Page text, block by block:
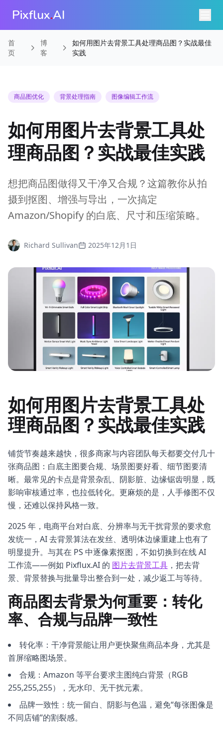
Pixflux.AI
首
页
博
客
如何用图片去背景工具处理商品图？实战最佳
实践
商品图优化 背景处理指南 图像编辑工作流
如何用图片去背景工具处
理商品图？实战最佳实践
想把商品图做得又干净又合规？这篇教你从拍
摄到抠图、增强与导出，一次搞定
Amazon/Shopify 的白底、尺寸和压缩策略。
Richard Sullivan 2025年12月1日
如何用图片去背景工具处
理商品图？实战最佳实践
铺货节奏越来越快，很多商家与内容团队每天都要交付几十
张商品图：白底主图要合规、场景图要好看、细节图要清
晰。最常见的卡点是背景杂乱、阴影脏、边缘锯齿明显，既
影响审核通过率，也拉低转化。更麻烦的是，人手修图不仅
慢，还难以保持风格一致。
2025 年，电商平台对白底、分辨率与无干扰背景的要求愈
发统一，AI 去背景算法在发丝、透明体边缘重建上也有了
明显提升。与其在 PS 中逐像素抠图，不如切换到在线 AI
工作流——例如 Pixflux.AI 的 图片去背景工具 ，把去背
景、背景替换与批量导出整合到一处，减少返工与等待。
商品图去背景为何重要：转化
率、合规与品牌一致性
转化率：干净背景能让用户更快聚焦商品本身，尤其是
首屏缩略图场景。
合规：Amazon 等平台要求主图纯白背景（RGB
255,255,255），无水印、无干扰元素。
品牌一致性：统一留白、阴影与色温，避免“每张图像是
不同店铺”的割裂感。